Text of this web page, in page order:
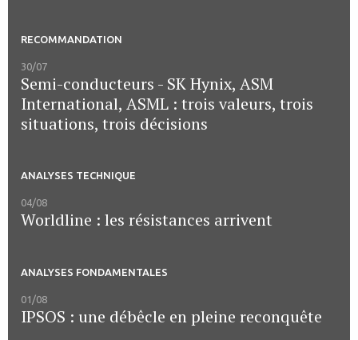
RECOMMANDATION
30/07
Semi-conducteurs - SK Hynix, ASM
International, ASML : trois valeurs, trois
situations, trois décisions
ANALYSES TECHNIQUE
04/08
Worldline : les résistances arrivent
ANALYSES FONDAMENTALES
01/08
IPSOS : une débêcle en pleine reconquête